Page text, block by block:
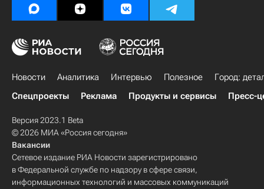
Новости Аналитика Интервью Полезное
Город:
Спецпроекты
Реклама Продукты и сервисы Пресс-
Версия 2023.1 Beta
© 2026 МИА «Россия сегодня»
Вакансии
Сетевое издание РИА Новости зарегистрировано
в Федеральной службе по надзору в сфере связи,
информационных технологий и массовых коммуникаций